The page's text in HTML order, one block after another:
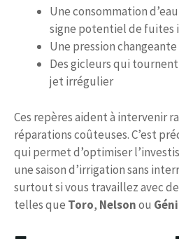
Une consommation
signe potentiel de fuites
Une pression
Des gicleurs qui
jet irrégulier
Ces repères aident à intervenir
réparations coûteuses. C’est
qui permet d’optimiser
une saison d’irrigation sans
surtout si vous travaillez avec
telles que Toro, Nelsonou